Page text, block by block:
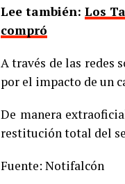
Lee también: Los
compró
A través de las redes
por el impacto de un
De manera
restitución total del
Fuente: Notifalcón